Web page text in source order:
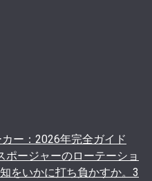
ー：2026年完全ガイド
ージャーのローテーショ
をいかに打ち負かすか。3